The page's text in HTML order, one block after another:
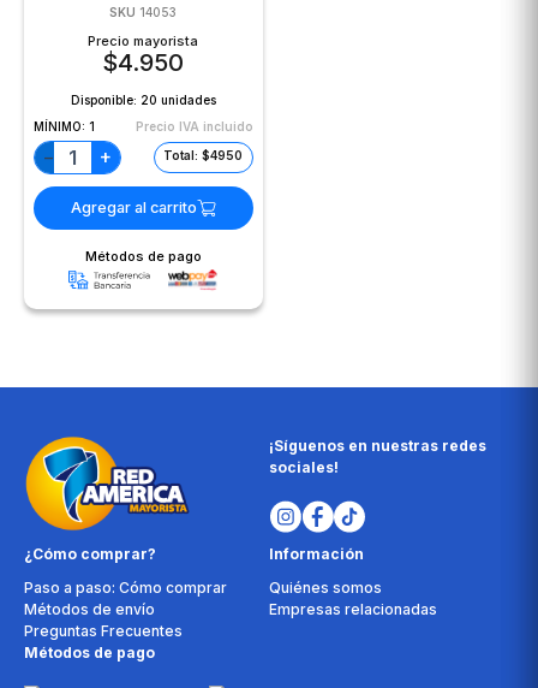
SKU 14053
Precio mayorista
$4.950
Disponible: 20 unidades
MÍNIMO: 1 Precio IVA incluido
− + Total: $4950
Agregar al carrito
Métodos de pago
¡Síguenos en nuestras redes
sociales!
¿Cómo comprar?
Paso a paso: Cómo comprar
Métodos de envío
Preguntas Frecuentes
Información
Quiénes somos
Empresas relacionadas
Métodos de pago